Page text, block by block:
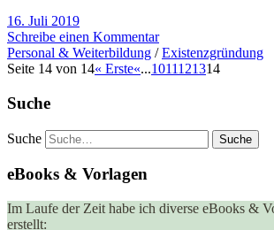
16. Juli 2019
Schreibe einen Kommentar
Personal & Weiterbildung /Existenzgründung
Seite 14 von 14« Erste«...1011121314
Suche
Suche
eBooks & Vorlagen
Im Laufe der Zeit habe ich diverse eBooks &
erstellt: